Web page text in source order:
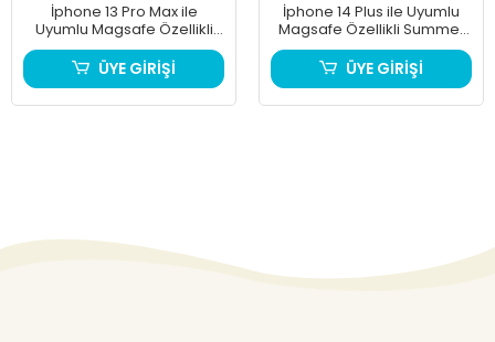
İphone 13 Pro Max ile
Uyumlu Magsafe Özellikli
Keep Real Telefon Kılıfı
ÜYE GİRİŞİ
İphone 14 Plus ile Uyumlu
Magsafe Özellikli Summer
Telefon Kılıfı
ÜYE GİRİŞİ